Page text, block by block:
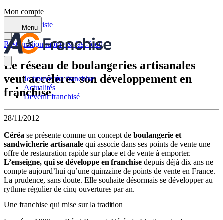
Mon compte
Menu
Je trouve ma franchise
Actualités
Devenir franchisé
Retour à la liste
Restauration rapide & fast-food
Le réseau de boulangeries artisanales
veut accélèrer son développement en
franchise
28/11/2012
Céréa se présente comme un concept de boulangerie et
sandwicherie artisanale qui associe dans ses points de vente une
offre de restauration rapide sur place et de vente à emporter.
L’enseigne, qui se développe en franchise depuis déjà dix ans ne
compte aujourd’hui qu’une quinzaine de points de vente en France.
La prudence, sans doute. Elle souhaite désormais se développer au
rythme régulier de cinq ouvertures par an.
Une franchise qui mise sur la tradition